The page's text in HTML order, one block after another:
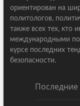
ориентирован на
политологов,
также всех тех, кто
международными
курсе последних
безопасности.
Последние